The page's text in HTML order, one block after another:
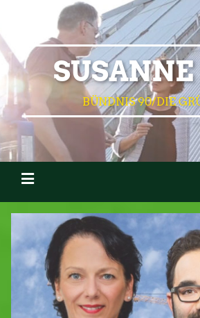
SUSANNE
BÜNDNIS 90/DIE